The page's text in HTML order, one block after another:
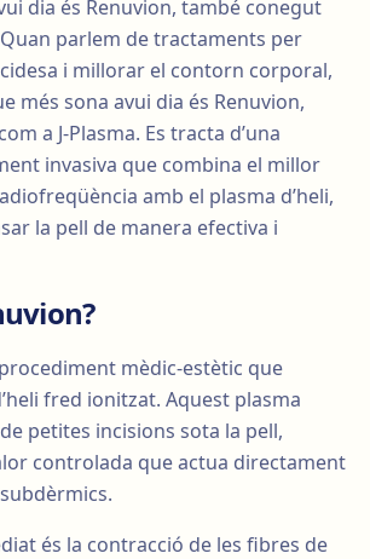
dia és Renuvion, també conegut
Quan parlem de tractaments per
i millorar el contorn corporal,
més sona avui dia és Renuvion,
a J-Plasma. Es tracta d’una
invasiva que combina el millor
amb el plasma d’heli,
la pell de manera efectiva i
mèdic-estètic que
fred ionitzat. Aquest plasma
petites incisions sota la pell,
controlada que actua directament
és la contracció de les fibres de